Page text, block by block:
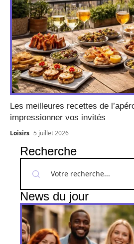
Les meilleures recettes de
impressionner vos invités
Loisirs 5 juillet 2026
Recherche
News du jour